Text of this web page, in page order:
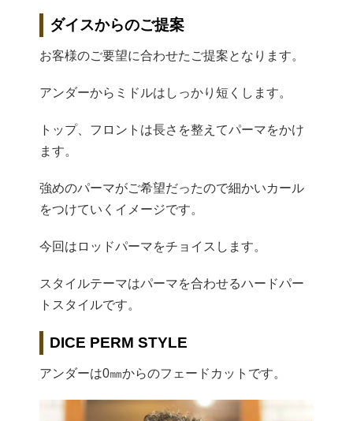
ダイスからのご提案
お客様のご要望に合わせたご提案となります。
アンダーからミドルはしっかり短くします。
トップ、フロントは長さを整えてパーマをかけ
ます。
強めのパーマがご希望だったので細かいカール
をつけていくイメージです。
今回はロッドパーマをチョイスします。
スタイルテーマはパーマを合わせるハードパー
トスタイルです。
DICE PERM STYLE
アンダーは0㎜からのフェードカットです。